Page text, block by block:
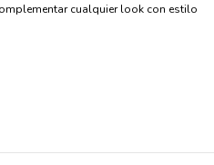
cualquier look con estilo